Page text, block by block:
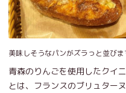
美味しそうなパンがズラっと並びま
青森のりんごを使用したクイ
とは、フランスのブリュター